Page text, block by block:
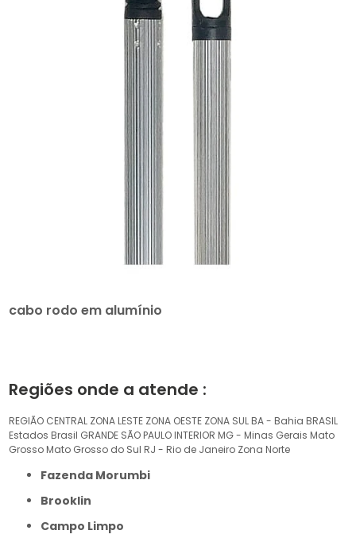
cabo rodo em alumínio
Regiões onde a atende :
REGIÃO CENTRAL ZONA LESTE ZONA OESTE ZONA SUL BA - Bahia BRASIL
Estados Brasil GRANDE SÃO PAULO INTERIOR MG - Minas Gerais Mato
Grosso Mato Grosso do Sul RJ - Rio de Janeiro Zona Norte
Fazenda Morumbi
Brooklin
Campo Limpo